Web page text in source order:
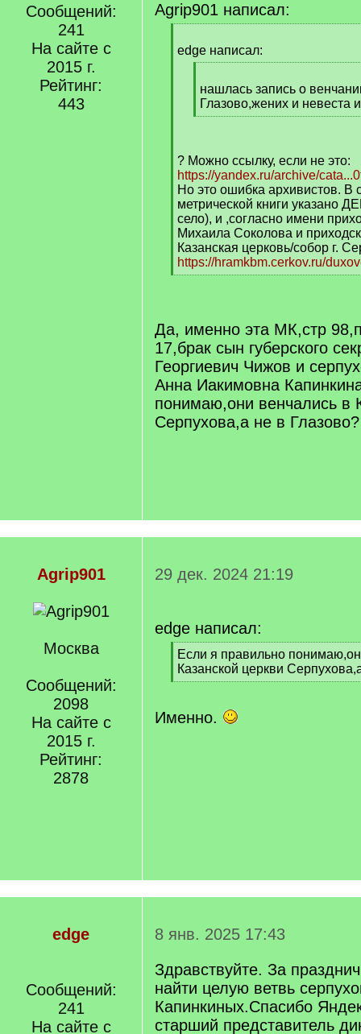
Сообщений:
241
На сайте с
2015 г.
Рейтинг:
443
Agrip901 написал:
q
edge написал:
q
]
нашлась запись о
Глазово,жених и невеста
[
]
? Можно ссылку, если не это:
https://yandex.ru/archive/
Но это ошибка архивистов. В
метрической книги указано
село), и ,согласно имени
Михаила Соколова и
Казанская церковь/собор г.
https://hramkbm.cerkov.ru/
[
Да, именно эта МК,стр
17,брак сын губерского
Георгиевич Чижов и
Анна Иакимовна
понимаю,они венчались в
Серпухова,а не в Глазово?
Agrip901
Москва
Сообщений:
2098
На сайте с
2015 г.
Рейтинг:
2878
29 дек. 2024 21:19
edge написал:
[
q
]
Если я правильно
Казанской церкви
[
q
]
Именно.
edge
Сообщений:
241
На сайте с
8 янв. 2025 17:43
Здравствуйте. За
найти целую ветвь
Капинкиных.Спасибо
старший представитель